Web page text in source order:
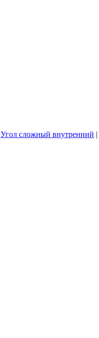
Угол сложный внутренний |